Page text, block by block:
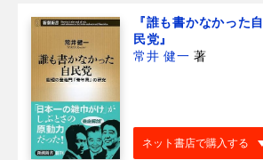
『誰も書かなかった自
民党』
常井 健一 著
ネット書店で購入する